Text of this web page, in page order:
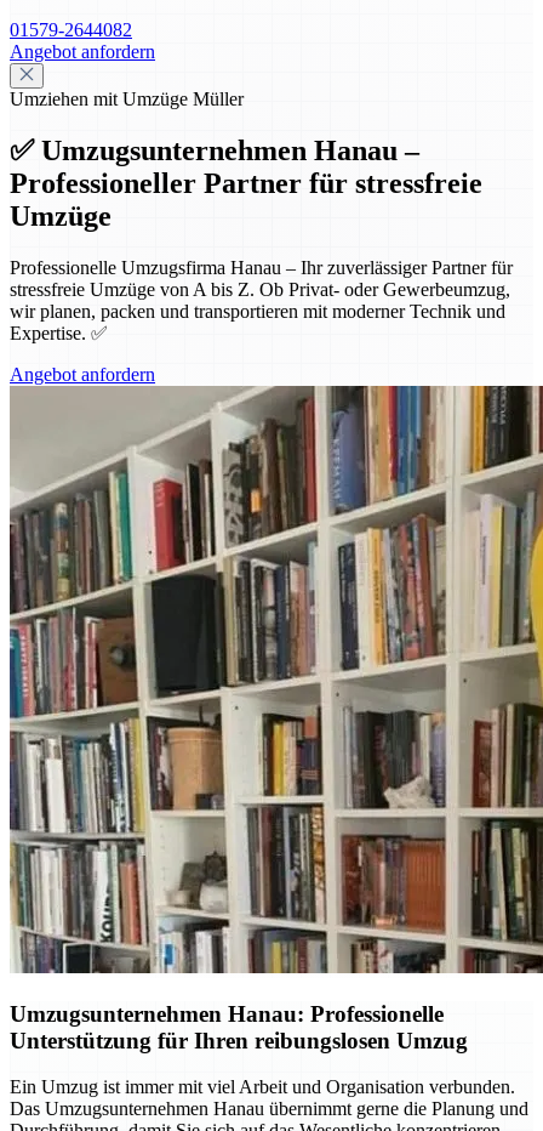
01579-2644082
Angebot anfordern
Umziehen mit Umzüge Müller
✅ Umzugsunternehmen Hanau –
Professioneller Partner für stressfreie
Umzüge
Professionelle Umzugsfirma Hanau – Ihr zuverlässiger Partner für
stressfreie Umzüge von A bis Z. Ob Privat- oder Gewerbeumzug,
wir planen, packen und transportieren mit moderner Technik und
Expertise. ✅
Angebot anfordern
Umzugsunternehmen Hanau: Professionelle
Unterstützung für Ihren reibungslosen Umzug
Ein Umzug ist immer mit viel Arbeit und Organisation verbunden.
Das Umzugsunternehmen Hanau übernimmt gerne die Planung und